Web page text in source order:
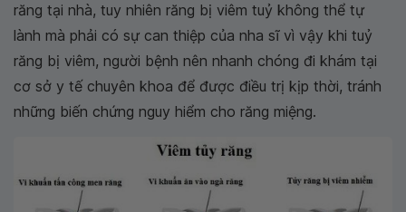
răng tại nhà, tuy nhiên răng bị viêm tuỷ không thể tự
lành mà phải có sự can thiệp của nha sĩ vì vậy khi tuỷ
răng bị viêm, người bệnh nên nhanh chóng đi khám tại
cơ sở y tế chuyên khoa để được điều trị kịp thời, tránh
những biến chứng nguy hiểm cho răng miệng.